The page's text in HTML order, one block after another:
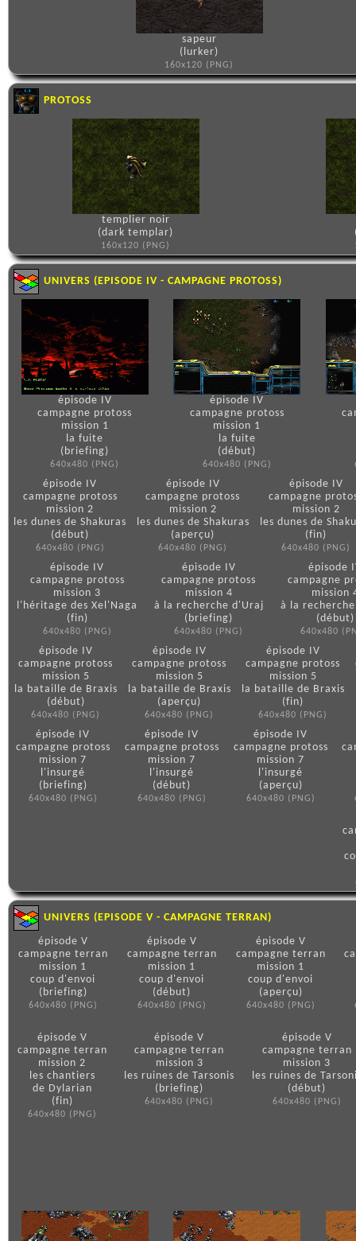
sapeur
(lurker)
160x120 (PNG)
PROTOSS
templier noir
(dark templar)
160x120 (PNG)
UNIVERS (EPISODE IV - CAMPAGNE PROTOSS)
épisode IV
campagne protoss
mission 1
la fuite
(briefing)
640x480 (PNG)
épisode IV
campagne protoss
mission 1
la fuite
(début)
640x480 (PNG)
épisode IV
campagne protoss
mission 2
les dunes de Shakuras
(début)
640x480 (PNG)
épisode IV
campagne protoss
mission 2
les dunes de Shakuras
(aperçu)
640x480 (PNG)
épisode IV
campagne
mission 2
les dunes de
(fin)
640x480 (PNG)
épisode IV
campagne protoss
mission 3
l'héritage des Xel'Naga
(fin)
640x480 (PNG)
épisode IV
campagne protoss
mission 4
à la recherche d'Uraj
(briefing)
640x480 (PNG)
épisode
campagne
mission
à la
(début)
640x480
épisode IV
campagne protoss
mission 5
la bataille de Braxis
(début)
640x480 (PNG)
épisode IV
campagne protoss
mission 5
la bataille de Braxis
(aperçu)
640x480 (PNG)
épisode IV
campagne protoss
mission 5
la bataille de Braxis
(fin)
640x480 (PNG)
épisode IV
campagne protoss
mission 7
l'insurgé
(briefing)
640x480 (PNG)
épisode IV
campagne protoss
mission 7
l'insurgé
(début)
640x480 (PNG)
épisode IV
campagne protoss
mission 7
l'insurgé
(aperçu)
640x480 (PNG)
UNIVERS (EPISODE V - CAMPAGNE TERRAN)
épisode V
campagne terran
mission 1
coup d'envoi
(briefing)
640x480 (PNG)
épisode V
campagne terran
mission 1
coup d'envoi
(début)
640x480 (PNG)
épisode V
campagne terran
mission 1
coup d'envoi
(aperçu)
640x480 (PNG)
épisode V
campagne terran
mission 2
les chantiers
de Dylarian
(fin)
640x480 (PNG)
épisode V
campagne terran
mission 3
les ruines de Tarsonis
(briefing)
640x480 (PNG)
épisode V
campagne terran
mission 3
les ruines de
(début)
640x480 (PNG)